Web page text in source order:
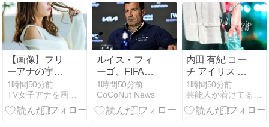
っぱい食べて
やる」
イ・・・・・
【画像】フリ
ーアナの宇垣
美里(35)さ
ん、パンッパ
ンの乳房がエ
1時間50分前
ルイス・フィ
ーゴ、FIFAイ
ンファンティ
ーノ会長の即
時辞任を要求
1時間50分前
CoCoNut News
内田 有紀 コー
チ アイリス 木
曜劇場 『ラス
トノート』よ
り
1時間50分前